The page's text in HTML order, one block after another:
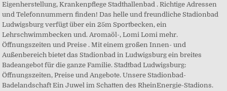
Eigenherstellung, Krankenpflege Stadthallenbad . Richtige Adressen
und Telefonnummern finden! Das helle und freundliche Stadionbad
Ludwigsburg verfügt über ein 25m Sportbecken, ein
Lehrschwimmbecken und. Aromaöl-, Lomi Lomi mehr.
Öffnungszeiten und Preise . Mit einem großen Innen- und
Außenbereich bietet das Stadionbad in Ludwigsburg ein breites
Badeangebot für die ganze Familie. Stadtbad Ludwigsburg:
Öffnungszeiten, Preise und Angebote. Unsere Stadionbad-
Badelandschaft Ein Juwel im Schatten des RheinEnergie-Stadions.